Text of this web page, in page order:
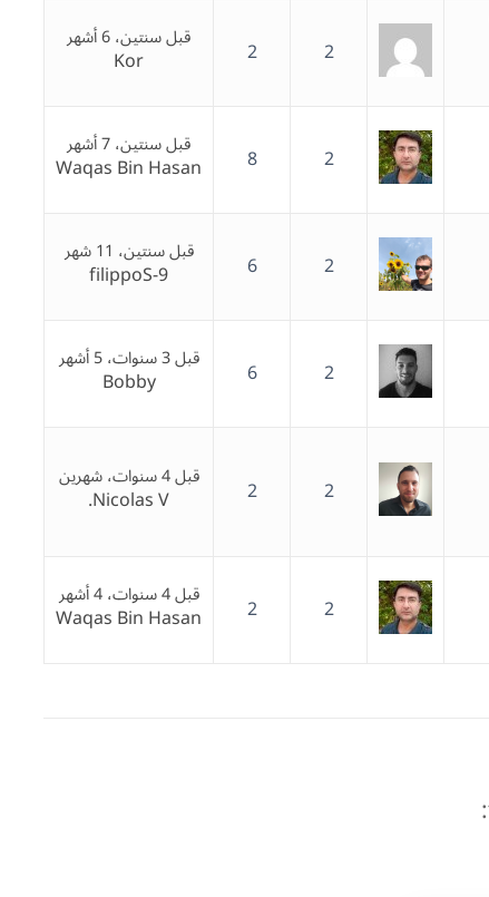
2
2 قبل سنتين، 6 أشهر
Kor
2
8 قبل سنتين، 7 أشهر
Waqas Bin Hasan
2
6 قبل سنتين، 11 شهر
filippoS-9
2
6 قبل 3 سنوات، 5 أشهر
Bobby
2
2 قبل 4 سنوات، شهرين
Nicolas V.
2
2 قبل 4 سنوات، 4 أشهر
Waqas Bin Hasan